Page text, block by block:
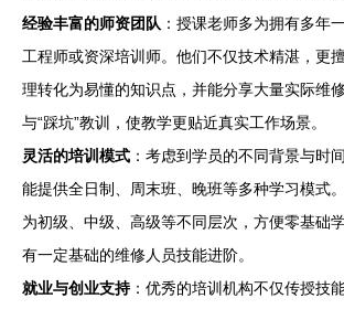
经验丰富的师资团队 ：授课老师多为拥有多年
工程师或资深培训师。他们不仅技术精湛，更
理转化为易懂的知识点，并能分享大量实际维
与“踩坑”教训，使教学更贴近真实工作场景。
灵活的培训模式 ：考虑到学员的不同背景与时
能提供全日制、周末班、晚班等多种学习模式
为初级、中级、高级等不同层次，方便零基础
有一定基础的维修人员技能进阶。
就业与创业支持：优秀的培训机构不仅传授技